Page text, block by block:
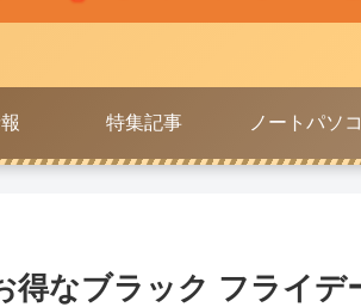
特集記事 ノートパソ
得なブラック フライデ